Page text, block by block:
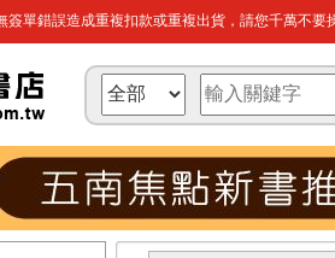
單錯誤造成重複扣款或重複出貨，請您千萬不要